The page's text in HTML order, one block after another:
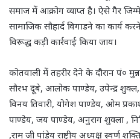
समाज में आक्रोग व्याप्त है। ऐसे गैर
सामाजिक सौहार्द विगाडने का कार्य
विरूद्ध कड़ी कार्रवाई किया जाय।
कोतवाली में तहरीर देने के दौरान पं०
सौरभ दूबे, आलोक पाण्डेय, उपेन्द्र
विनय तिवारी, योगेश पाण्डेय, ओम
पाण्डेय, जय पाण्डेय, अनुराग शुक्ला ,
,राम जी पांडेय राष्ट्रीय अध्यक्ष स्वर्ण